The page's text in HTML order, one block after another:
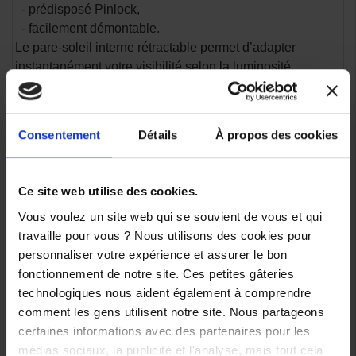
Consentement Détails À propos des cookies
Ce site web utilise des cookies.
Vous voulez un site web qui se souvient de vous et qui
travaille pour vous ? Nous utilisons des cookies pour
personnaliser votre expérience et assurer le bon
fonctionnement de notre site. Ces petites gâteries
technologiques nous aident également à comprendre
comment les gens utilisent notre site. Nous partageons
certaines informations avec des partenaires pour les
médias sociaux, la publicité et l'analyse, mais tout cela
- prédisposé Pinlock,
- facilement démontable.
Le pare-soleil interne rétractable permet d’adapter
instantanément votre visibilité selon la luminosité.
Compatible intercom
Bluetooth
Le casque est prédisposé pour recevoir un système de
communication Bluetooth.
Idéal pour :
- le GPS,
- les appels,
- la musique,
- les échanges pilote/passager,
- les roulages en groupe.